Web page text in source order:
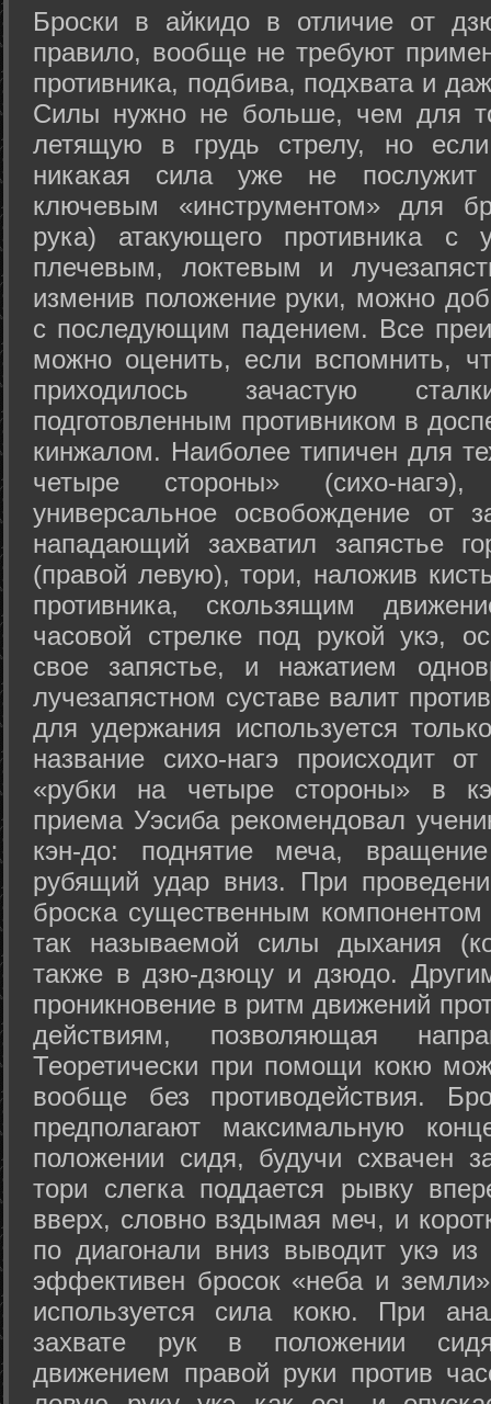
Броски в айкидо в отличие от
правило, вообще не требуют
противника, подбива, подхвата и
Силы нужно не больше, чем для
летящую в грудь стрелу, но
никакая сила уже не
ключевым «инструментом» для
рука) атакующего противника с
плечевым, локтевым и
изменив положение руки, можно
с последующим падением. Все
можно оценить, если вспомнить,
приходилось зачастую
подготовленным противником в
кинжалом. Наиболее типичен для
четыре стороны» (сихо-
универсальное освобождение от
нападающий захватил запястье
(правой левую), тори, наложив
противника, скользящим
часовой стрелке под рукой укэ,
свое запястье, и нажатием
лучезапястном суставе валит
для удержания используется
название сихо-нагэ происходит
«рубки на четыре стороны» в
приема Уэсиба рекомендовал
кэн-до: поднятие меча,
рубящий удар вниз. При
броска существенным компонентом
так называемой силы дыхания
также в дзю-дзюцу и дзюдо.
проникновение в ритм движений
действиям, позволяющая
Теоретически при помощи кокю
вообще без противодействия.
предполагают максимальную
положении сидя, будучи схвачен
тори слегка поддается рывку
вверх, словно вздымая меч, и
по диагонали вниз выводит укэ
эффективен бросок «неба и
используется сила кокю. При
захвате рук в положении
движением правой руки против